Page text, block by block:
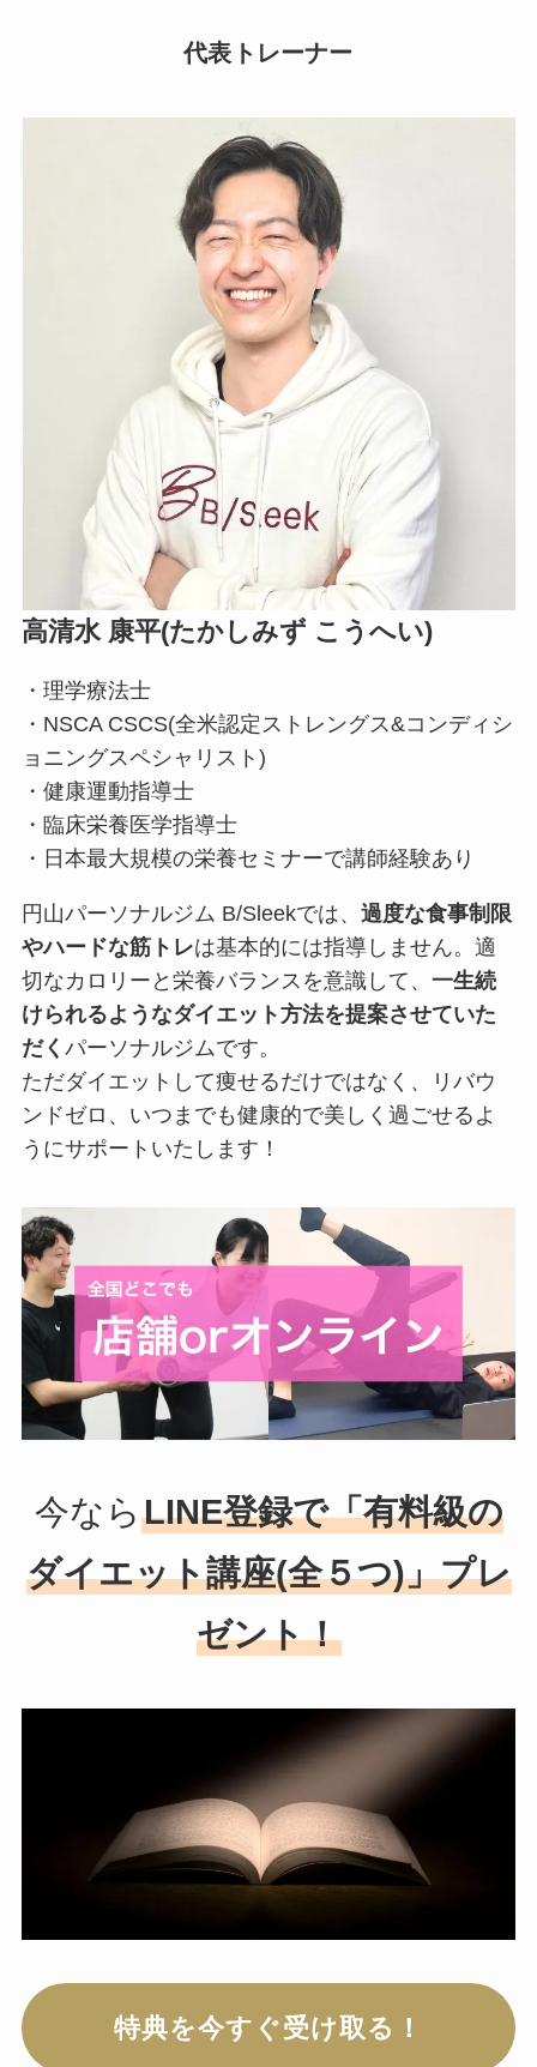
代表トレーナー
高清水 康平(たかしみず こうへい)
・理学療法士
・NSCA CSCS(全米認定ストレングス&コンディシ
ョニングスペシャリスト)
・健康運動指導士
・臨床栄養医学指導士
・日本最大規模の栄養セミナーで講師経験あり
円山パーソナルジム B/Sleekでは、 過度な食事制限
やハードな筋トレは基本的には指導しません。適
切なカロリーと栄養バランスを意識して、 一生続
けられるようなダイエット方法を提案させていた
だく パーソナルジムです。
ただダイエットして痩せるだけではなく、リバウ
ンドゼロ、いつまでも健康的で美しく過ごせるよ
うにサポートいたします！
今なら LINE登録で「有料級の
ダイエット講座(全５つ)」プレ
ゼント！
特典を今すぐ受け取る！